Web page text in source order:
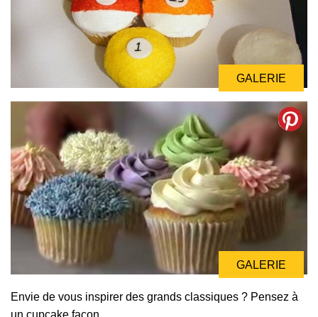
GALERIE
GALERIE
Envie de vous inspirer des grands classiques ? Pensez à